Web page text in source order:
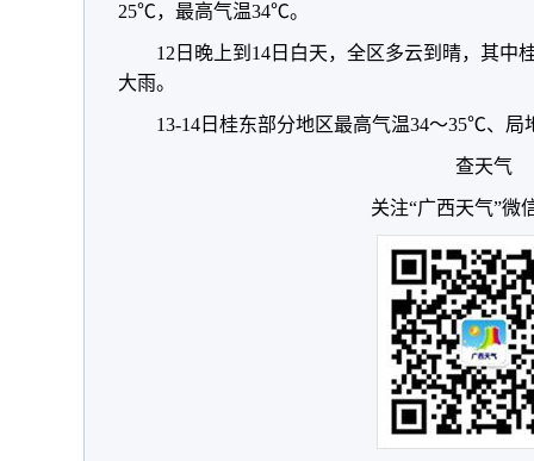
25℃，最高气温34℃。
12日晚上到14日白天，全区多云到晴，其中
大雨。
13-14日桂东部分地区最高气温34～35℃、
查天气
关注“广西天气”微